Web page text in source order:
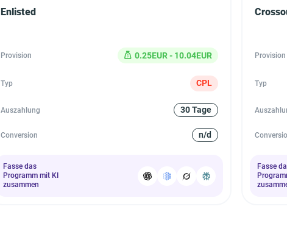
Enlisted
Provision 0.25EUR - 10.04EUR
Typ CPL
Auszahlung 30 Tage
Conversion n/d
Fasse das
Programm mit KI
zusammen
Provision
Typ
Fasse